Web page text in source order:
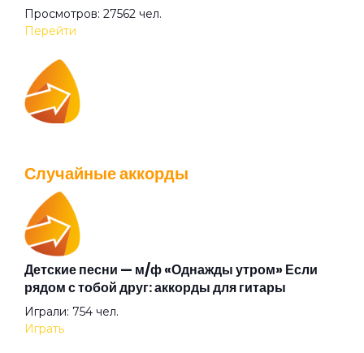
Переключая каналы
Перечитать наизусть стихи
Причем здесь любовь
Прощай любовь моя
Прощай
Просмотров: 27562 чел.
Перейти
Перейти
Валентин Стрыкало — Gay porn: аккорды для
гитары
Просмотров: 25695 чел.
Случайные аккорды
Детские песни — м/ф «Однажды утром» Если
рядом с тобой друг: аккорды для гитары
Играли: 754 чел.
Играть